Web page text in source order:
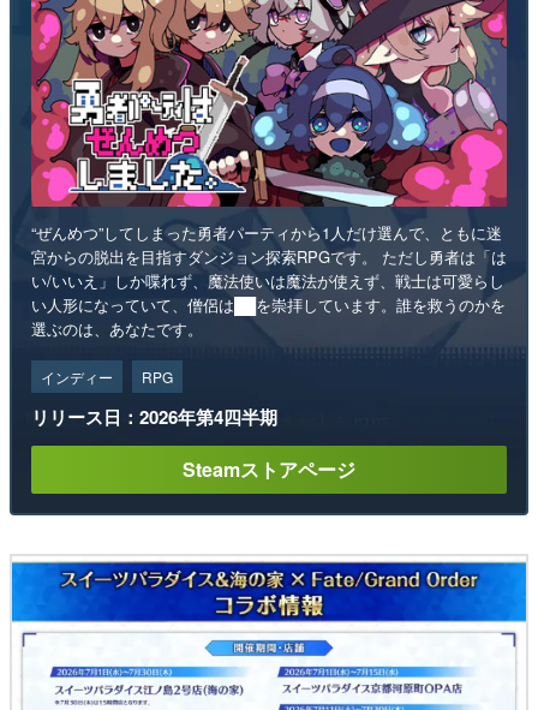
“ぜんめつ”してしまった勇者パーティから1人だけ選んで、ともに迷
宮からの脱出を目指すダンジョン探索RPGです。 ただし勇者は「は
い/いいえ」しか喋れず、魔法使いは魔法が使えず、戦士は可愛らし
い人形になっていて、僧侶は██を崇拝しています。誰を救うのかを
選ぶのは、あなたです。
インディー RPG
リリース日：2026年第4四半期
Steamストアページ